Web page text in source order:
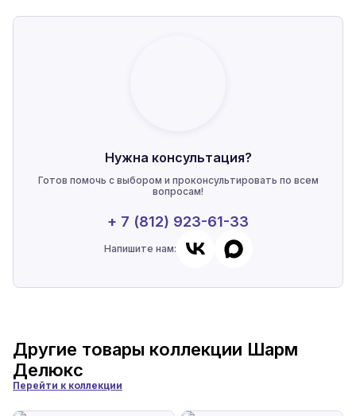
Нужна консультация?
Готов помочь с выбором и проконсультировать по всем
вопросам!
+ 7 (812) 923-61-33
Напишите нам:
Другие товары коллекции Шарм
Делюкс
Перейти к коллекции